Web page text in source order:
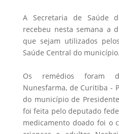
A Secretaria de Saúde
recebeu nesta semana a
que sejam utilizados
Saúde Central do município.
Os remédios foram
Nunesfarma, de Curitiba -
do município de
foi feita pelo deputado
medicamento doado foi o